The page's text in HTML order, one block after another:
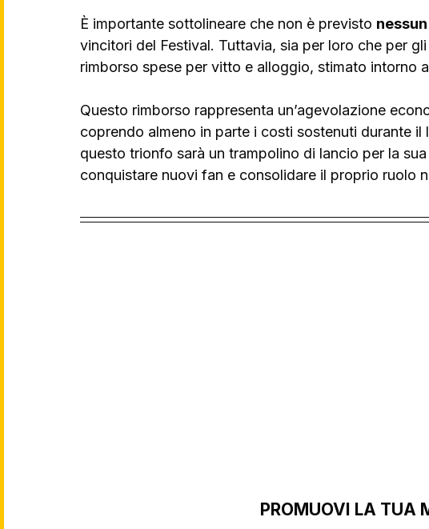
È importante sottolineare che non è previsto
vincitori del Festival. Tuttavia, sia per loro che per
rimborso spese per vitto e alloggio, stimato intorno
Questo rimborso rappresenta un’agevolazione
coprendo almeno in parte i costi sostenuti durante il
questo trionfo sarà un trampolino di lancio per la
conquistare nuovi fan e consolidare il proprio ruolo
PROMUOVI LA TUA